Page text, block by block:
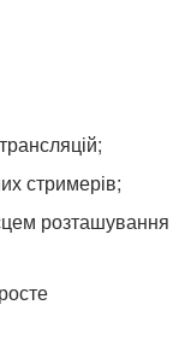
стримерів;
розташування